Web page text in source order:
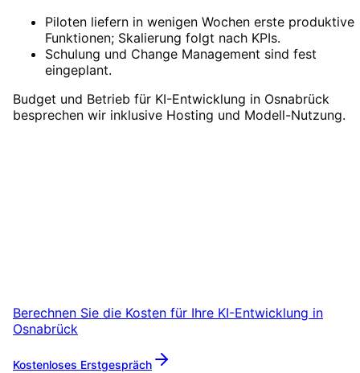
Piloten liefern in wenigen Wochen erste produktive
Funktionen; Skalierung folgt nach KPIs.
Schulung und Change Management sind fest
eingeplant.
Budget und Betrieb für KI-Entwicklung in Osnabrück
besprechen wir inklusive Hosting und Modell-Nutzung.
Berechnen Sie die Kosten für Ihre KI-Entwicklung in
Osnabrück
Kostenloses Erstgespräch